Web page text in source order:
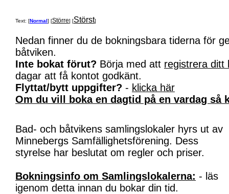
Text: [Normal] [Större] [Störst]
Nedan finner du de bokningsbara tiderna för
båtviken.
Inte bokat förut? Börja med att registrera ditt
dagar att få kontot godkänt.
Flyttat/bytt uppgifter? - klicka här
Om du vill boka en dagtid på en vardag så
Bad- och båtvikens samlingslokaler hyrs ut av
Minnebergs Samfällighetsförening. Dess
styrelse har beslutat om regler och priser.
Bokningsinfo om Samlingslokalerna: - läs
igenom detta innan du bokar din tid.